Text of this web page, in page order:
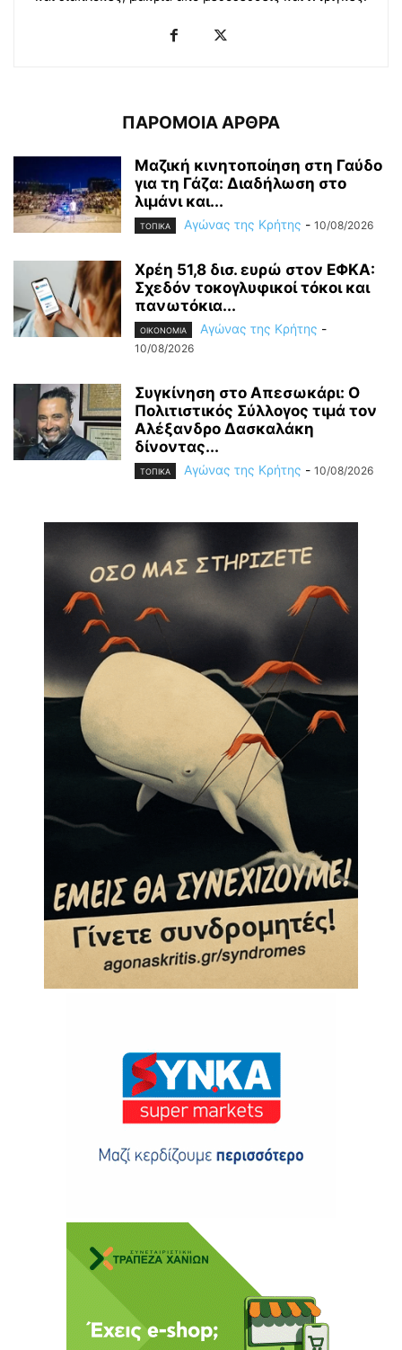
ΠΑΡΟΜΟΙΑ ΑΡΘΡΑ
Μαζική κινητοποίηση στη Γαύδο
για τη Γάζα: Διαδήλωση στο
λιμάνι και...
ΤΟΠΙΚΑ Αγώνας της Κρήτης - 10/08/2026
Χρέη 51,8 δισ. ευρώ στον ΕΦΚΑ:
Σχεδόν τοκογλυφικοί τόκοι και
πανωτόκια...
OIKONOMIA Αγώνας της Κρήτης -
10/08/2026
Συγκίνηση στο Απεσωκάρι: Ο
Πολιτιστικός Σύλλογος τιμά τον
Αλέξανδρο Δασκαλάκη
δίνοντας...
ΤΟΠΙΚΑ Αγώνας της Κρήτης - 10/08/2026